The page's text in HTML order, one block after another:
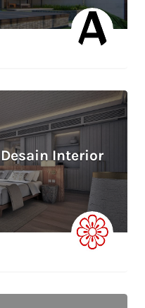
Interior